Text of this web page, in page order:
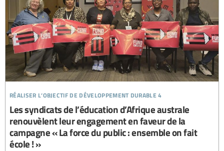
réaliser l’objectif de développement durable 4
Les syndicats de l’éducation d’Afrique australe
renouvèlent leur engagement en faveur de la
campagne « La force du public : ensemble on fait
école ! »